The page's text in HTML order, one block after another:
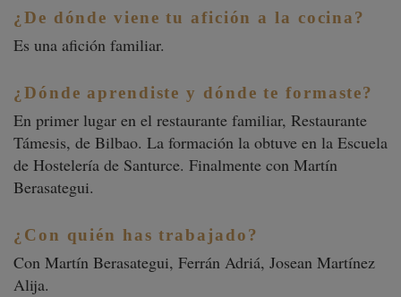
¿De dónde viene tu afición a la cocina?
Es una afición familiar.
¿Dónde aprendiste y dónde te formaste?
En primer lugar en el restaurante familiar, Restaurante
Támesis, de Bilbao. La formación la obtuve en la Escuela
de Hostelería de Santurce. Finalmente con Martín
Berasategui.
¿Con quién has trabajado?
Con Martín Berasategui, Ferrán Adriá, Josean Martínez
Alija.